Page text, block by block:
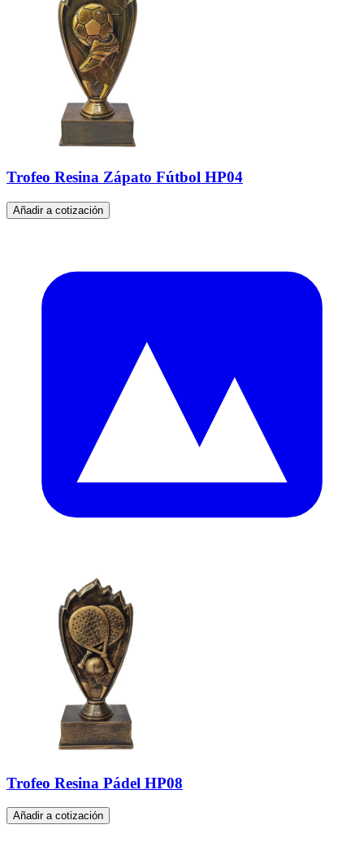
Trofeo Resina Zápato Fútbol HP04
Añadir a cotización
Trofeo Resina Pádel HP08
Añadir a cotización